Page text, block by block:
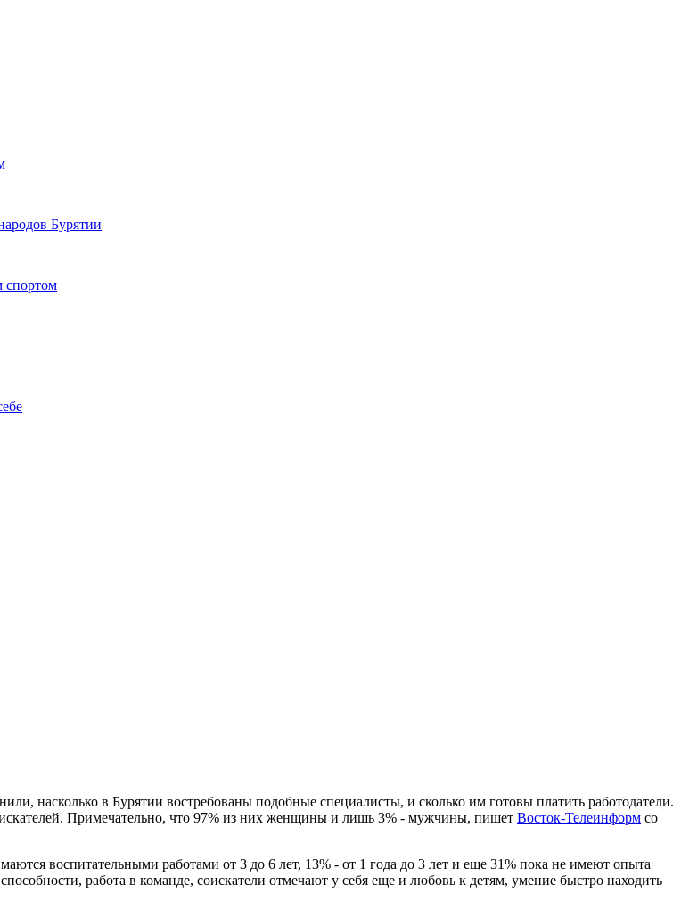
Бурятии
спортом
насколько в Бурятии востребованы подобные специалисты, и сколько им готовы платить работодатели.
Примечательно, что 97% из них женщины и лишь 3% - мужчины, пишет Восток-Телеинформ со
воспитательными работами от 3 до 6 лет, 13% - от 1 года до 3 лет и еще 31% пока не имеют опыта
работа в команде, соискатели отмечают у себя еще и любовь к детям, умение быстро находить